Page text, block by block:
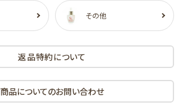
その他
返品特約について
商品についてのお問い合わせ